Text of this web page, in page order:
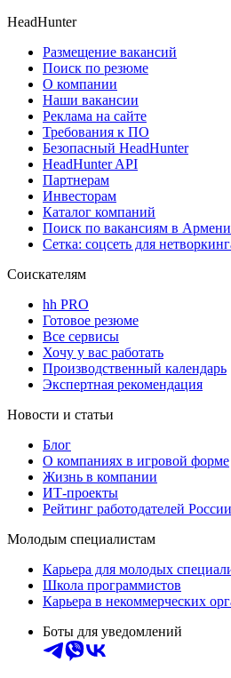
HeadHunter
Размещение вакансий
Поиск по резюме
О компании
Наши вакансии
Реклама на сайте
Требования к ПО
Безопасный HeadHunter
HeadHunter API
Партнерам
Инвесторам
Каталог компаний
Поиск по вакансиям в
Сетка: соцсеть для
Соискателям
hh PRO
Готовое резюме
Все сервисы
Хочу у вас работать
Производственный календарь
Экспертная рекомендация
Новости и статьи
Блог
О компаниях в игровой форме
Жизнь в компании
ИТ-проекты
Рейтинг работодателей России
Молодым специалистам
Карьера для молодых
Школа программистов
Карьера в некоммерческих
Боты для уведомлений